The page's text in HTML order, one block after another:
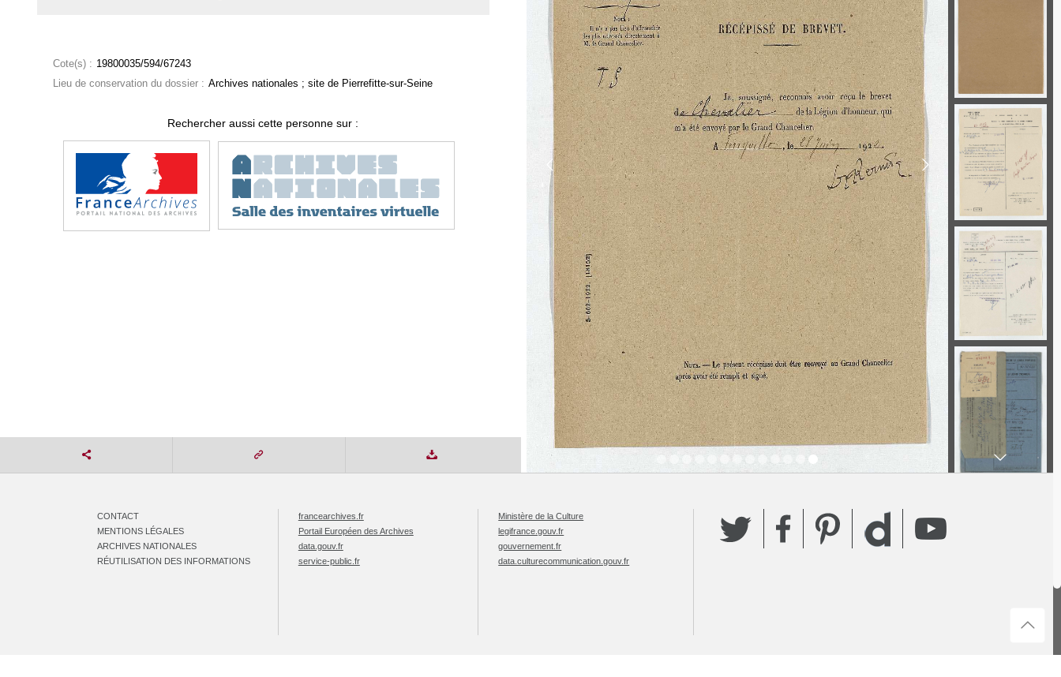
Cote(s) : 19800035/594/67243
Lieu de conservation du dossier : Archives nationales ; site de Pierrefitte-sur-Seine
Rechercher aussi cette personne sur :
CONTACT
MENTIONS LÉGALES
ARCHIVES NATIONALES
RÉUTILISATION DES INFORMATIONS
francearchives.fr
Portail Européen des Archives
data.gouv.fr
service-public.fr
Ministère de la Culture
legifrance.gouv.fr
gouvernement.fr
data.culturecommunication.gouv.fr